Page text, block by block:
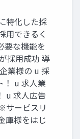
特化した採
用できるく
要な機能を
採用成功 導
業様の u 採
！ u 求人業
u 求人広告
サービスリ
庫様をはじ